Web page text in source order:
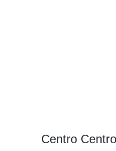
Centro